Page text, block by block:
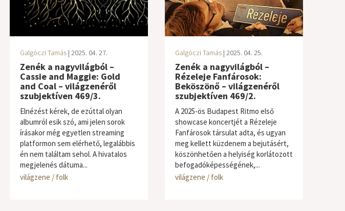
Galgóczi Tamás| 2025. 04. 27.
Zenék a nagyvilágból –
Cassie and Maggie: Gold
and Coal – világzenéről
szubjektíven 469/3.
Elnézést kérek, de ezúttal olyan
albumról esik szó, ami jelen sorok
írásakor még egyetlen streaming
platformon sem elérhető, legalábbis
én nem találtam sehol. A hivatalos
megjelenés dátuma...
világzene / folk
Galgóczi Tamás| 2025. 04. 25.
Zenék a nagyvilágból –
Rézeleje Fanfárosok:
Beköszönő – világzenéről
szubjektíven 469/2.
A 2025-ös Budapest Ritmo első
showcase koncertjét a Rézeleje
Fanfárosok társulat adta, és ugyan
meg kellett küzdenem a bejutásért,
köszönhetően a helyiség korlátozott
befogadóképességének,...
világzene / folk